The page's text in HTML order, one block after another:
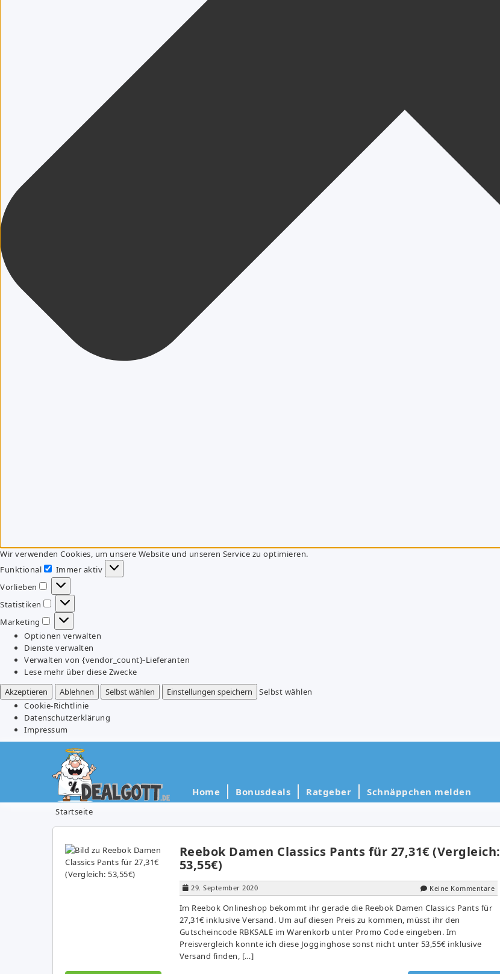
Wir verwenden Cookies, um unsere Website und unseren Service zu optimieren.
Funktional
Funktional
Immer aktiv
Vorlieben
Vorlieben
Statistiken
Statistiken
Marketing
Marketing
Optionen verwalten
Dienste verwalten
Verwalten von {vendor_count}-Lieferanten
Lese mehr über diese Zwecke
Akzeptieren
Ablehnen Selbst wählen Einstellungen speichern
Selbst wählen
Cookie-Richtlinie
Datenschutzerklärung
Impressum
Home Bonusdeals Ratgeber Schnäppchen melden
Startseite
Reebok Damen Classics Pants für 27,31€ (Vergleich:
53,55€)
29. September 2020 Keine Kommentare
Im Reebok Onlineshop bekommt ihr gerade die Reebok Damen Classics Pants für
27,31€ inklusive Versand. Um auf diesen Preis zu kommen, müsst ihr den
Gutscheincode RBKSALE im Warenkorb unter Promo Code eingeben. Im
Preisvergleich konnte ich diese Jogginghose sonst nicht unter 53,55€ inklusive
Versand finden, […]